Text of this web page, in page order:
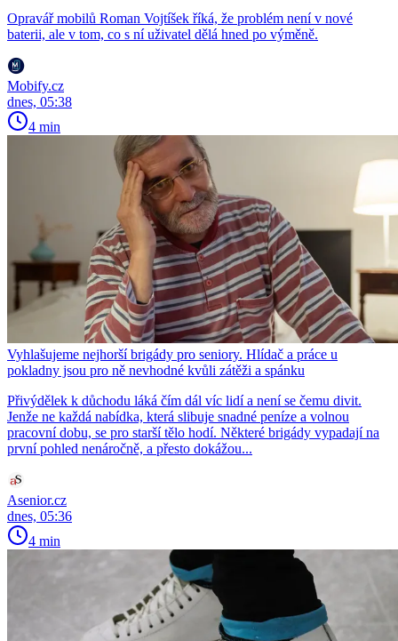
Opravář mobilů Roman Vojtíšek říká, že problém není v nové
baterii, ale v tom, co s ní uživatel dělá hned po výměně.
Mobify.cz
dnes, 05:38
4 min
Vyhlašujeme nejhorší brigády pro seniory. Hlídač a práce u
pokladny jsou pro ně nevhodné kvůli zátěži a spánku
Přivýdělek k důchodu láká čím dál víc lidí a není se čemu divit.
Jenže ne každá nabídka, která slibuje snadné peníze a volnou
pracovní dobu, se pro starší tělo hodí. Některé brigády vypadají na
první pohled nenáročně, a přesto dokážou...
Asenior.cz
dnes, 05:36
4 min